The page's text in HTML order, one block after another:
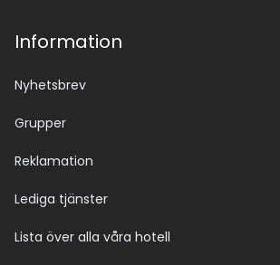
Information
Nyhetsbrev
Grupper
Reklamation
Lediga tjänster
Lista över alla våra hotell